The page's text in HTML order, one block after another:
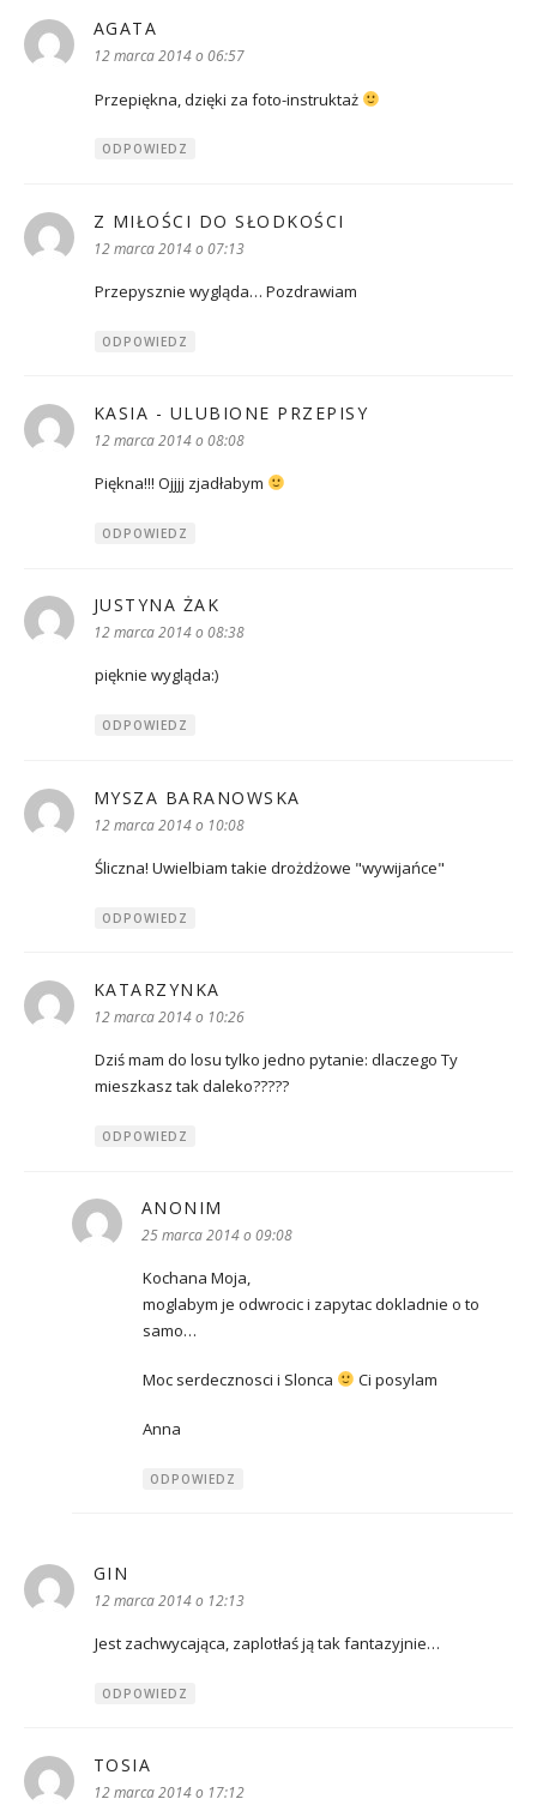
AGATA
12 marca 2014 o 06:57
Przepiękna, dzięki za foto-instruktaż
ODPOWIEDZ
Z MIŁOŚCI DO SŁODKOŚCI
12 marca 2014 o 07:13
Przepysznie wygląda… Pozdrawiam
ODPOWIEDZ
KASIA - ULUBIONE PRZEPISY
12 marca 2014 o 08:08
Piękna!!! Ojjjj zjadłabym
ODPOWIEDZ
JUSTYNA ŻAK
12 marca 2014 o 08:38
pięknie wygląda:)
ODPOWIEDZ
MYSZA BARANOWSKA
12 marca 2014 o 10:08
Śliczna! Uwielbiam takie drożdżowe "wywijańce"
ODPOWIEDZ
KATARZYNKA
12 marca 2014 o 10:26
Dziś mam do losu tylko jedno pytanie: dlaczego Ty
mieszkasz tak daleko?????
ODPOWIEDZ
ANONIM
25 marca 2014 o 09:08
Kochana Moja,
moglabym je odwrocic i zapytac dokladnie o to
samo…
Moc serdecznosci i Slonca Ci posylam
Anna
ODPOWIEDZ
GIN
12 marca 2014 o 12:13
Jest zachwycająca, zaplotłaś ją tak fantazyjnie…
ODPOWIEDZ
TOSIA
12 marca 2014 o 17:12